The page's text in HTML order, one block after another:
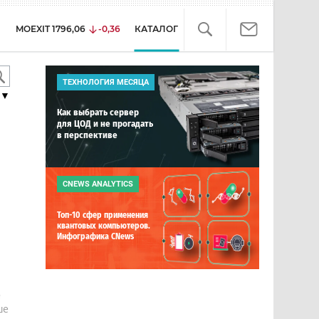
MOEXIT 1796,06 -0,36 КАТАЛОГ
▼
ТЕХНОЛОГИЯ МЕСЯЦА
Как выбрать сервер
для ЦОД и не прогадать
в перспективе
CNEWS ANALYTICS
Топ-10 сфер применения
квантовых компьютеров.
Инфографика CNews